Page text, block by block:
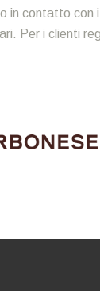
in contatto con
Per i clienti